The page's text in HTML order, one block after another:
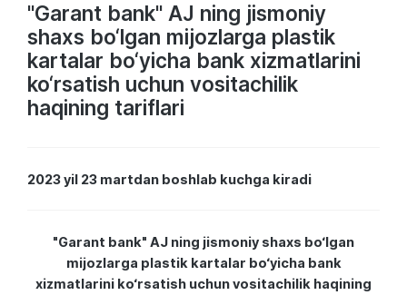
"Garant bank" AJ ning jismoniy
shaxs bo‘lgan mijozlarga plastik
kartalar bo‘yicha bank xizmatlarini
ko‘rsatish uchun vositachilik
haqining tariflari
2023 yil 23 martdan boshlab kuchga kiradi
"Garant bank" AJ ning jismoniy shaxs bo‘lgan
mijozlarga plastik kartalar bo‘yicha bank
xizmatlarini ko‘rsatish uchun vositachilik haqining